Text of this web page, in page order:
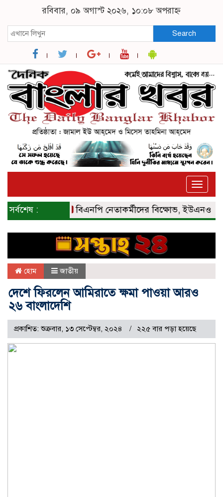
রবিবার, ০৯ অগাস্ট ২০২৬, ১০:০৮ অপরাহ্ন
Search
Toggle
সর্বশেষ : বিএনপি নেতাকর্মীদের বিক্ষোভ, ইউএনও ও
হোম জাতীয়
দেশে ফিরলেন আমিরাতে ক্ষমা পাওয়া আরও
২৬ বাংলাদেশি
প্রকাশিত: শুক্রবার, ১৩ সেপ্টেম্বর, ২০২৪ ২২৫ বার পড়া হয়েছে